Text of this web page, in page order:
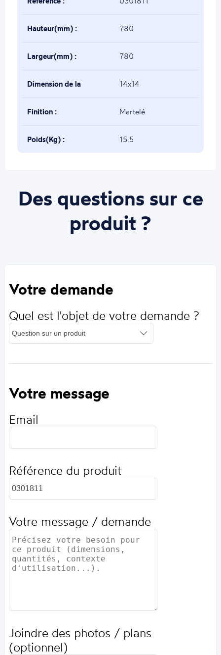
Hauteur(mm) : 780
Largeur(mm) : 780
Dimension de la
base(mm) :
14x14
Finition : Martelé
Poids(Kg) : 15.5
Des questions sur ce
produit ?
Votre demande
Quel est l'objet de votre demande ?
Votre message
Email
Référence du produit
Votre message / demande
Joindre des photos / plans
(optionnel)